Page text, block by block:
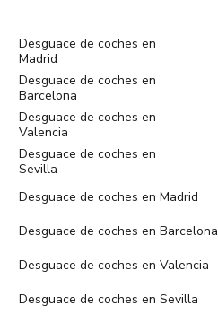
Desguace de coches en
Madrid
Desguace de coches en
Barcelona
Desguace de coches en
Valencia
Desguace de coches en
Sevilla
Desguace de coches en Madrid
Desguace de coches en Barcelona
Desguace de coches en Valencia
Desguace de coches en Sevilla